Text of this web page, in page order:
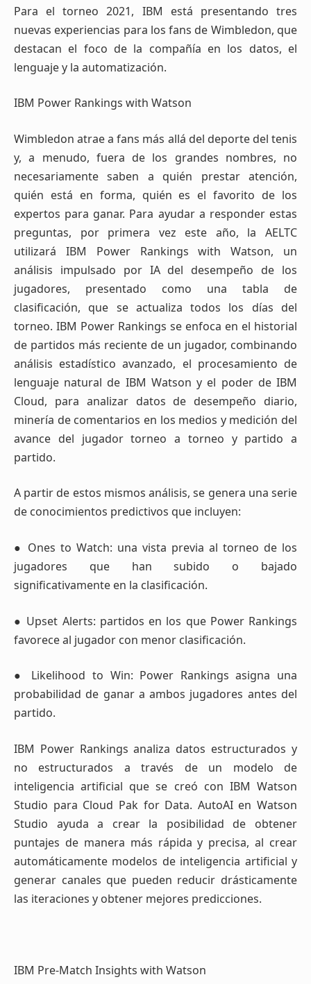
Para el torneo 2021, IBM está presentando tres
nuevas experiencias para los fans de Wimbledon, que
destacan el foco de la compañía en los datos, el
lenguaje y la automatización.
IBM Power Rankings with Watson
Wimbledon atrae a fans más allá del deporte del tenis
y, a menudo, fuera de los grandes nombres, no
necesariamente saben a quién prestar atención,
quién está en forma, quién es el favorito de los
expertos para ganar. Para ayudar a responder estas
preguntas, por primera vez este año, la AELTC
utilizará IBM Power Rankings with Watson, un
análisis impulsado por IA del desempeño de los
jugadores, presentado como una tabla de
clasificación, que se actualiza todos los días del
torneo. IBM Power Rankings se enfoca en el historial
de partidos más reciente de un jugador, combinando
análisis estadístico avanzado, el procesamiento de
lenguaje natural de IBM Watson y el poder de IBM
Cloud, para analizar datos de desempeño diario,
minería de comentarios en los medios y medición del
avance del jugador torneo a torneo y partido a
partido.
A partir de estos mismos análisis, se genera una serie
de conocimientos predictivos que incluyen:
● Ones to Watch: una vista previa al torneo de los
jugadores que han subido o bajado
significativamente en la clasificación.
● Upset Alerts: partidos en los que Power Rankings
favorece al jugador con menor clasificación.
● Likelihood to Win: Power Rankings asigna una
probabilidad de ganar a ambos jugadores antes del
partido.
IBM Power Rankings analiza datos estructurados y
no estructurados a través de un modelo de
inteligencia artificial que se creó con IBM Watson
Studio para Cloud Pak for Data. AutoAI en Watson
Studio ayuda a crear la posibilidad de obtener
puntajes de manera más rápida y precisa, al crear
automáticamente modelos de inteligencia artificial y
generar canales que pueden reducir drásticamente
las iteraciones y obtener mejores predicciones.
IBM Pre-Match Insights with Watson